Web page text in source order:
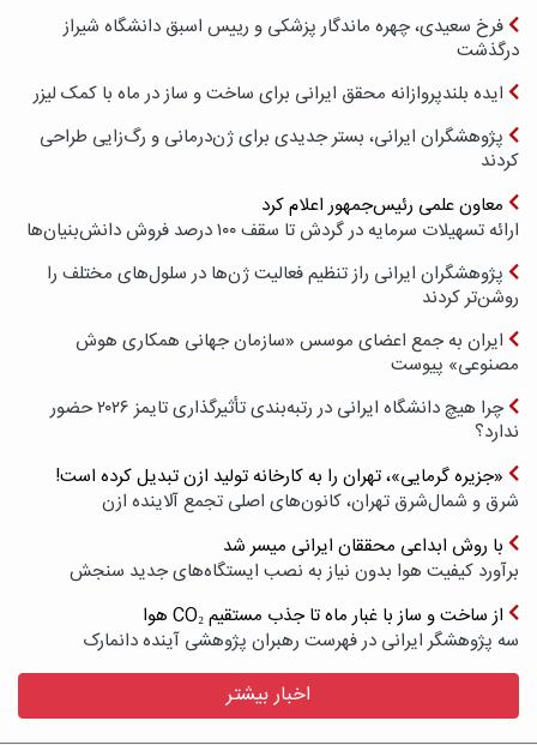
فرخ سعیدی، چهره ماندگار پزشکی و رییس اسبق دانشگاه شیراز
درگذشت
ایده بلندپروازانه محقق ایرانی برای ساخت و ساز در ماه با کمک لیزر
پژوهشگران ایرانی، بستر جدیدی برای ژن‌درمانی و رگ‌زایی طراحی
کردند
معاون علمی رئیس‌جمهور اعلام کرد
ارائه تسهیلات سرمایه در گردش تا سقف ۱۰۰ درصد فروش دانش‌بنیان‌ها
پژوهشگران ایرانی راز تنظیم فعالیت ژن‌ها در سلول‌های مختلف را
روشن‌تر کردند
ایران به جمع اعضای موسس «سازمان جهانی همکاری هوش
مصنوعی» پیوست
چرا هیچ دانشگاه ایرانی در رتبه‌بندی تأثیرگذاری تایمز ۲۰۲۶ حضور
ندارد؟
«جزیره گرمایی»، تهران را به کارخانه تولید ازن تبدیل کرده است!
شرق و شمال‌شرق تهران، کانون‌های اصلی تجمع آلاینده ازن
با روش ابداعی محققان ایرانی میسر شد
برآورد کیفیت هوا بدون نیاز به نصب ایستگاه‌های جدید سنجش
از ساخت و ساز با غبار ماه تا جذب مستقیم CO₂ هوا
سه پژوهشگر ایرانی در فهرست رهبران پژوهشی آینده دانمارک
اخبار بیشتر